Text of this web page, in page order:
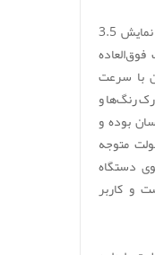
NX-1820E دارای یک صفحه نمایش 3.5
با سرعت
رنگ‌ها و
بوده و
متوجه
دستگاه
و کاربر